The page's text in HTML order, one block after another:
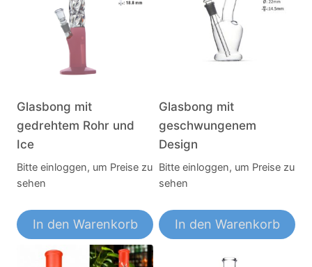
Glasbong mit
gedrehtem Rohr und
Ice
Bitte einloggen, um Preise zu
sehen
In den Warenkorb
Glasbong mit
geschwungenem
Design
Bitte einloggen, um Preise zu
sehen
In den Warenkorb